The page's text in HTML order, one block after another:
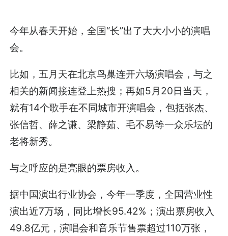
今年从春天开始，全国“长”出了大大小小的演唱
会。
比如，五月天在北京鸟巢连开六场演唱会，与之
相关的新闻接连登上热搜；再如5月20日当天，
就有14个歌手在不同城市开演唱会，包括张杰、
张信哲、薛之谦、梁静茹、毛不易等一众乐坛的
老将新秀。
与之呼应的是亮眼的票房收入。
据中国演出行业协会，今年一季度，全国营业性
演出近7万场，同比增长95.42%；演出票房收入
49.8亿元，演唱会和音乐节售票超过110万张，